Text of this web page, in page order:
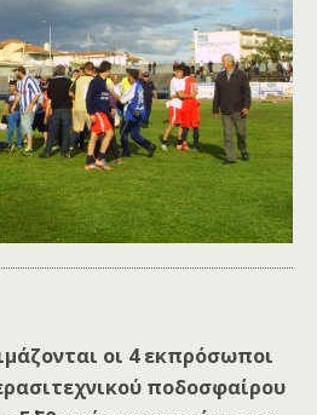
οι 4 εκπρόσωποι
ποδοσφαίρου